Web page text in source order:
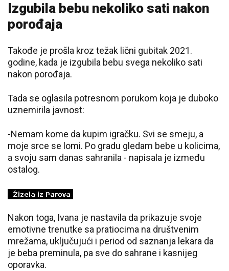
Izgubila bebu nekoliko sati nakon
porođaja
Takođe je prošla kroz težak lični gubitak 2021.
godine, kada je izgubila bebu svega nekoliko sati
nakon porođaja.
Tada se oglasila potresnom porukom koja je duboko
uznemirila javnost:
-Nemam kome da kupim igračku. Svi se smeju, a
moje srce se lomi. Po gradu gledam bebe u kolicima,
a svoju sam danas sahranila - napisala je između
ostalog.
Nakon toga, Ivana je nastavila da prikazuje svoje
emotivne trenutke sa pratiocima na društvenim
mrežama, uključujući i period od saznanja lekara da
je beba preminula, pa sve do sahrane i kasnijeg
oporavka.